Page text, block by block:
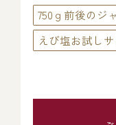
750ｇ前後のジ
えび塩お試し